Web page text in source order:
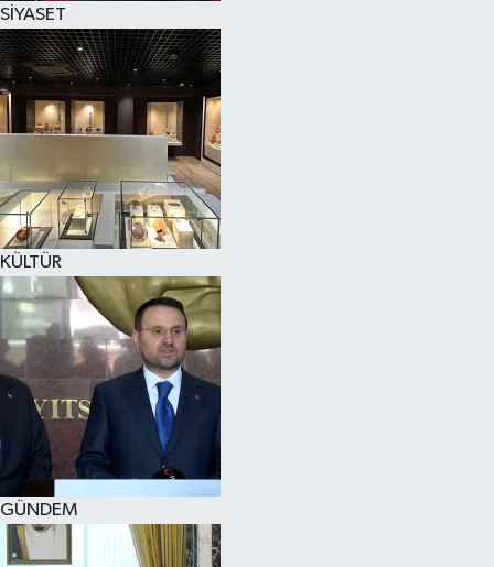
SİYASET
KÜLTÜR
GÜNDEM
SPOR
KÜLTÜR SANAT
FRAGMANLAR